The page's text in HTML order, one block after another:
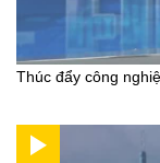
Thúc đẩy công